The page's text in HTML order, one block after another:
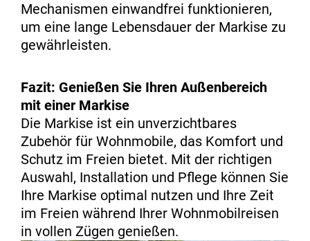
Mechanismen einwandfrei funktionieren,
um eine lange Lebensdauer der Markise zu
gewährleisten.
Fazit: Genießen Sie Ihren Außenbereich
mit einer Markise
Die Markise ist ein unverzichtbares
Zubehör für Wohnmobile, das Komfort und
Schutz im Freien bietet. Mit der richtigen
Auswahl, Installation und Pflege können Sie
Ihre Markise optimal nutzen und Ihre Zeit
im Freien während Ihrer Wohnmobilreisen
in vollen Zügen genießen.